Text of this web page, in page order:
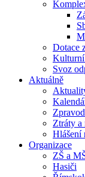
Dotace
Kulturní
Svoz
Aktuálně
Ztráty a
Hlášení
Organizace
ZŠ a
Hasiči